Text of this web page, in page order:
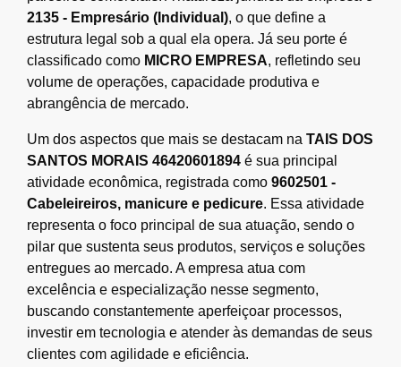
2135 - Empresário (Individual), o que define a
estrutura legal sob a qual ela opera. Já seu porte é
classificado como MICRO EMPRESA, refletindo seu
volume de operações, capacidade produtiva e
abrangência de mercado.
Um dos aspectos que mais se destacam na TAIS DOS
SANTOS MORAIS 46420601894 é sua principal
atividade econômica, registrada como 9602501 -
Cabeleireiros, manicure e pedicure. Essa atividade
representa o foco principal de sua atuação, sendo o
pilar que sustenta seus produtos, serviços e soluções
entregues ao mercado. A empresa atua com
excelência e especialização nesse segmento,
buscando constantemente aperfeiçoar processos,
investir em tecnologia e atender às demandas de seus
clientes com agilidade e eficiência.